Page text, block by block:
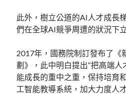
此外，樹立公道的AI人才成長
們在全球AI競爭周遭的狀況下
2017年，國務院制訂發布了《
劃》，此中明白提出“把高端
能成長的重中之重，保持培育
工智能教導系統，加大力度人